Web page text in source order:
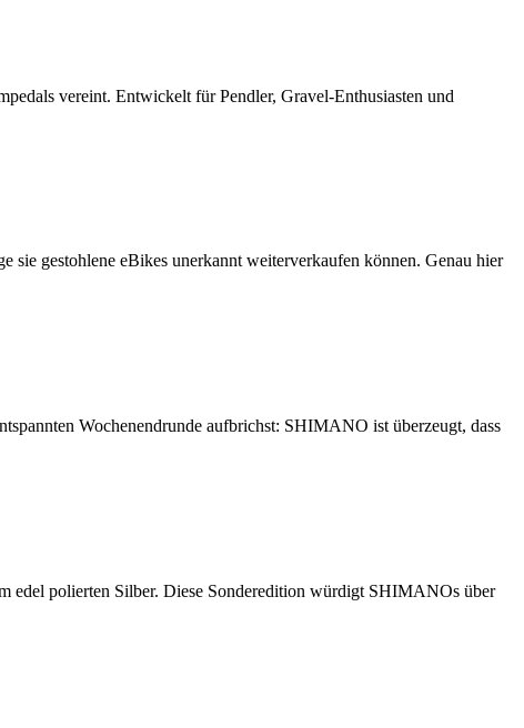
vereint. Entwickelt für Pendler, Gravel-Enthusiasten und
sie gestohlene eBikes unerkannt weiterverkaufen können. Genau hier
Wochenendrunde aufbrichst: SHIMANO ist überzeugt, dass
edel polierten Silber. Diese Sonderedition würdigt SHIMANOs über